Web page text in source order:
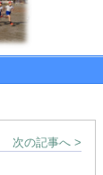
次の記事へ >